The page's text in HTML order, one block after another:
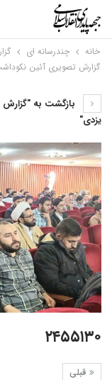
خانه چندرسانه ای
گزارش تصویری آئین
بازگشت به
یزدی"
۲۴۵۵۱۳۰
قبلی